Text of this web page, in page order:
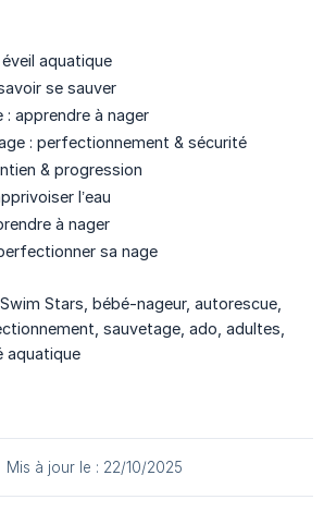
aquatique
se sauver
apprendre à nager
: perfectionnement & sécurité
& progression
l’eau
à nager
sa nage
Stars, bébé-nageur, autorescue,
sauvetage, ado, adultes,
aquatique
Mis à jour le : 22/10/2025